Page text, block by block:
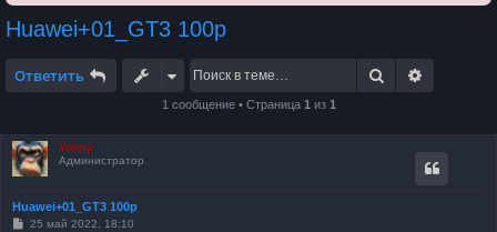
Huawei+01_GT3 100р
Ответить Поиск
1 сообщение • Страница 1 из 1
Valery
Администратор
Huawei+01_GT3 100р
С25 май 2022, 18:10